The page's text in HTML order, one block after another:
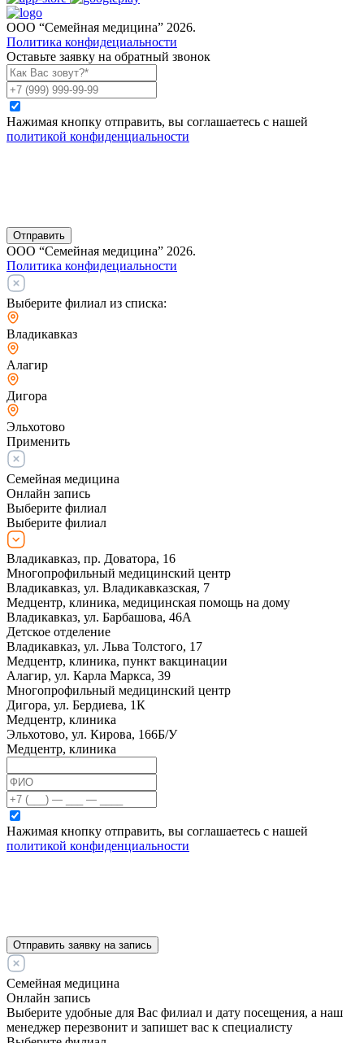
ООО “Семейная медицина” 2026.
Политика конфидециальности
Оставьте заявку на обратный звонок
Нажимая кнопку отправить, вы соглашаетесь с нашей
политикой конфиденциальности
Отправить
ООО “Семейная медицина” 2026.
Политика конфидециальности
Выберите филиал из списка:
Владикавказ
Алагир
Дигора
Эльхотово
Применить
Семейная медицина
Онлайн запись
Выберите филиал
Выберите филиал
Владикавказ, пр. Доватора, 16
Многопрофильный медицинский центр
Владикавказ, ул. Владикавказская, 7
Медцентр, клиника, медицинская помощь на дому
Владикавказ, ул. Барбашова, 46А
Детское отделение
Владикавказ, ул. Льва Толстого, 17
Медцентр, клиника, пункт вакцинации
Алагир, ул. Карла Маркса, 39
Многопрофильный медицинский центр
Дигора, ул. Бердиева, 1К
Медцентр, клиника
Эльхотово, ул. Кирова, 166Б/У
Медцентр, клиника
Нажимая кнопку отправить, вы соглашаетесь с нашей
политикой конфиденциальности
Отправить заявку на запись
Семейная медицина
Онлайн запись
Выберите удобные для Вас филиал и дату посещения, а наш
менеджер перезвонит и запишет вас к специалисту